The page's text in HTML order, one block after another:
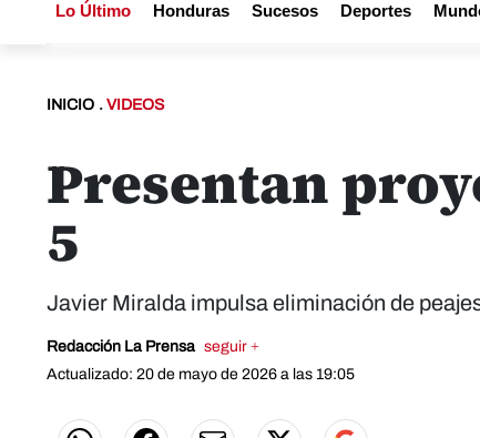
Lo Último Honduras Sucesos Deportes
INICIO . VIDEOS
Presentan
5
Javier Miralda impulsa eliminación de
Redacción La Prensa seguir +
Actualizado: 20 de mayo de 2026 a las 19:05